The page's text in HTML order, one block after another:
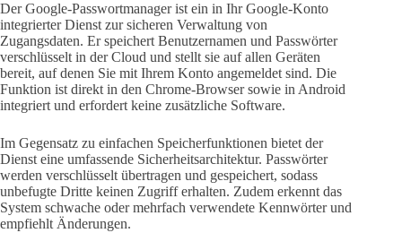
Der Google-Passwortmanager ist ein in Ihr Google-Konto
integrierter Dienst zur sicheren Verwaltung von
Zugangsdaten. Er speichert Benutzernamen und Passwörter
verschlüsselt in der Cloud und stellt sie auf allen Geräten
bereit, auf denen Sie mit Ihrem Konto angemeldet sind. Die
Funktion ist direkt in den Chrome-Browser sowie in Android
integriert und erfordert keine zusätzliche Software.
Im Gegensatz zu einfachen Speicherfunktionen bietet der
Dienst eine umfassende Sicherheitsarchitektur. Passwörter
werden verschlüsselt übertragen und gespeichert, sodass
unbefugte Dritte keinen Zugriff erhalten. Zudem erkennt das
System schwache oder mehrfach verwendete Kennwörter und
empfiehlt Änderungen.